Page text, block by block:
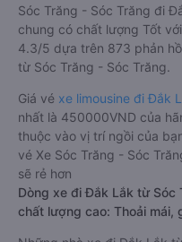
Sóc Trăng - Sóc Trăng đi
chung có chất lượng Tốt
4.3/5 dựa trên 873 phản
từ Sóc Trăng - Sóc Trăng.
Giá vé xe limousine đi Đắk
nhất là 450000VND của
thuộc vào vị trí ngồi của
vé Xe Sóc Trăng - Sóc
sẽ rẻ hơn
Dòng xe đi Đắk Lắk từ Sóc
chất lượng cao: Thoải mái,